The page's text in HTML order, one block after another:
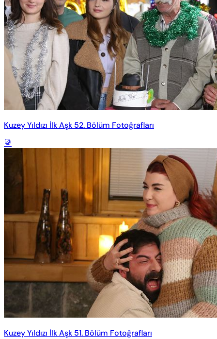
Kuzey Yıldızı İlk Aşk 52. Bölüm Fotoğrafları
Kuzey Yıldızı İlk Aşk 51. Bölüm Fotoğrafları